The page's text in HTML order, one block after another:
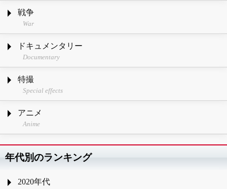
戦争
War
ドキュメンタリー
Documentary
特撮
Special effects
アニメ
Anime
年代別のランキング
2020年代